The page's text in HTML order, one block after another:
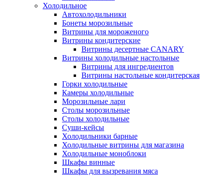
Холодильное
Автохолодильники
Бонеты морозильные
Витрины для мороженого
Витрины кондитерские
Витрины десертные CANARY
Витрины холодильные настольные
Витрины для ингредиентов
Витрины настольные кондитерская
Горки холодильные
Камеры холодильные
Морозильные лари
Столы морозильные
Столы холодильные
Суши-кейсы
Холодильники барные
Холодильные витрины для магазина
Холодильные моноблоки
Шкафы винные
Шкафы для вызревания мяса